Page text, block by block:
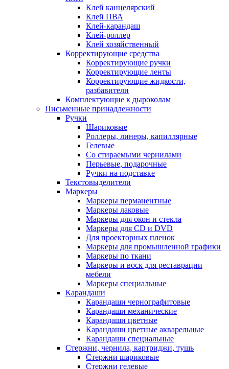
Клей канцелярский
Клей ПВА
Клей-карандаш
Клей-роллер
Клей хозяйственный
Корректирующие средства
Корректирующие ручки
Корректирующие ленты
Корректирующие жидкости,
разбавители
Комплектующие к дыроколам
Письменные принадлежности
Ручки
Шариковые
Роллеры, линеры, капиллярные
Гелевые
Со стираемыми чернилами
Перьевые, подарочные
Ручки на подставке
Текстовыделители
Маркеры
Маркеры перманентные
Маркеры лаковые
Маркеры для окон и стекла
Маркеры для CD и DVD
Для проекторных пленок
Маркеры для промышленной графики
Маркеры по ткани
Маркеры и воск для реставрации
мебели
Маркеры специальные
Карандаши
Карандаши чернографитовые
Карандаши механические
Карандаши цветные
Карандаши цветные акварельные
Карандаши специальные
Стержни, чернила, картриджи, тушь
Стержни шариковые
Стержни гелевые